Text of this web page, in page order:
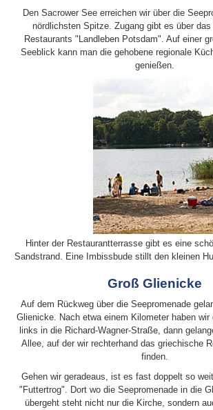
Den Sacrower See erreichen wir über die
nördlichsten Spitze. Zugang gibt es über
Restaurants "Landleben Potsdam". Auf einer
Seeblick kann man die gehobene regionale
genießen.
Hinter der Restaurantterrasse gibt es eine
Sandstrand. Eine Imbissbude stillt den kleinen
Groß Glienicke
Auf dem Rückweg über die Seepromenade
Glienicke. Nach etwa einem Kilometer haben wir
links in die Richard-Wagner-Straße, dann
Allee, auf der wir rechterhand das griechische
finden.
Gehen wir geradeaus, ist es fast doppelt so
"Futtertrog". Dort wo die Seepromenade in die
übergeht steht nicht nur die Kirche, sondern